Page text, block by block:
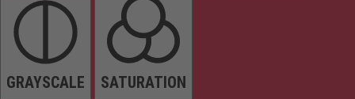
GRAYSCALE SATURATION